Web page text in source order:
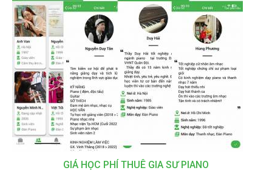
GIÁ HỌC PHÍ THUÊ GIA SƯ PIANO